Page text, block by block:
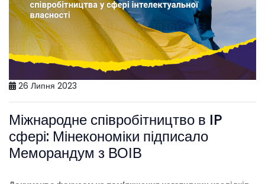
26 Липня 2023
Міжнародне співробітництво в IP
сфері: Мінекономіки підписало
Меморандум з ВОІВ